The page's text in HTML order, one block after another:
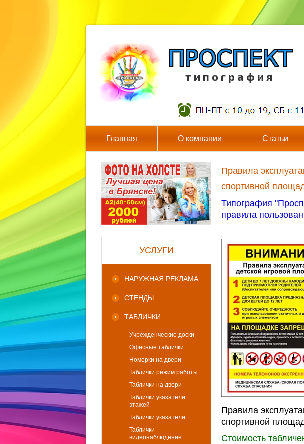
т и п о г р а ф и я
Главная О компании Статьи
УСЛУГИ
НАРУЖНАЯ РЕКЛАМА
СТЕНДЫ
ТАБЛИЧКИ
Учрежденческие доски
Офисные таблички
Номерки на двери
Таблички режим работы
Таблички на двери
Таблички указатели
этажей
Таблички указатели
Таблички
видеонаблюдение
Правила
спортивной
Типография
правила
Правила
спортивной
Стоимость